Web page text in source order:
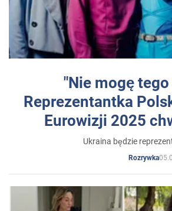
"Nie mogę
Reprezentantka
Eurowizji 2025
Ukraina będzie
Rozrywka